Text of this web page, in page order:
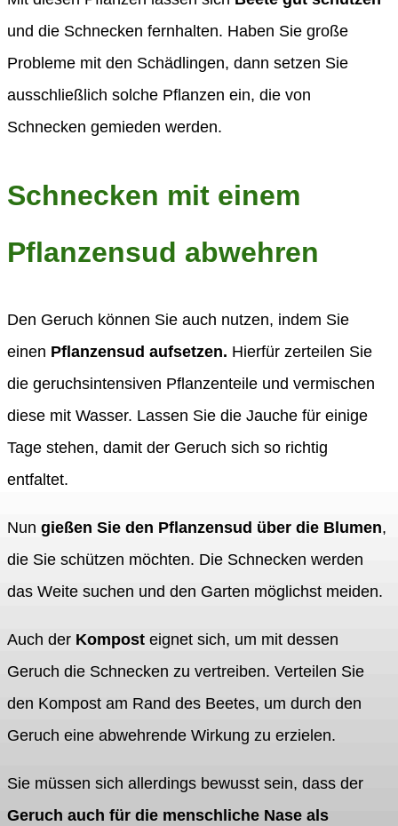
und die Schnecken fernhalten. Haben Sie große
Probleme mit den Schädlingen, dann setzen Sie
ausschließlich solche Pflanzen ein, die von
Schnecken gemieden werden.
Schnecken mit einem
Pflanzensud abwehren
Den Geruch können Sie auch nutzen, indem Sie
einen Pflanzensud aufsetzen. Hierfür zerteilen Sie
die geruchsintensiven Pflanzenteile und vermischen
diese mit Wasser. Lassen Sie die Jauche für einige
Tage stehen, damit der Geruch sich so richtig
entfaltet.
Nun gießen Sie den Pflanzensud über die Blumen,
die Sie schützen möchten. Die Schnecken werden
das Weite suchen und den Garten möglichst meiden.
Auch der Kompost eignet sich, um mit dessen
Geruch die Schnecken zu vertreiben. Verteilen Sie
den Kompost am Rand des Beetes, um durch den
Geruch eine abwehrende Wirkung zu erzielen.
Sie müssen sich allerdings bewusst sein, dass der
Geruch auch für die menschliche Nase als